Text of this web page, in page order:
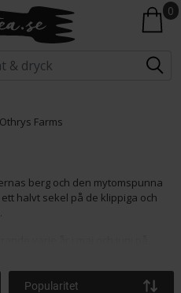
0
berg och den mytomspunna
halvt sekel på de klippiga och
och örterna rengörs sedan
bevara all sin doft och smak.
Popularitet